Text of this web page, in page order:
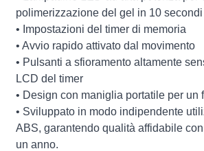
polimerizzazione del gel in 10 secondi
• Impostazioni del timer di memoria
• Avvio rapido attivato dal movimento
• Pulsanti a sfioramento altamente
LCD del timer
• Design con maniglia portatile per un
• Sviluppato in modo indipendente
ABS, garantendo qualità affidabile
un anno.